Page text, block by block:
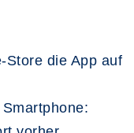
Store die App auf